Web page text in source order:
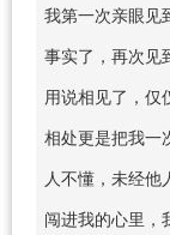
我第一次亲眼见
事实了，再次见
用说相见了，仅
相处更是把我一
人不懂，未经
闯进我的心里，